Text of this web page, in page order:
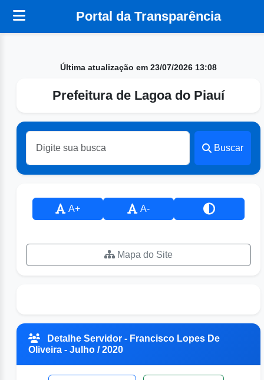
Portal da Transparência
Última atualização em 23/07/2026 13:08
Prefeitura de Lagoa do Piauí
Buscar
A+ A-
Mapa do Site
Detalhe Servidor - Francisco Lopes De
Oliveira - Julho / 2020